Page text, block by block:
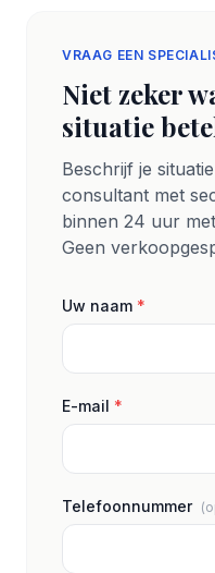
VRAAG EEN
Niet zeker
situatie
Beschrijf je
consultant met
binnen 24 uur
Geen
Uw naam *
E-mail *
Telefoonnummer